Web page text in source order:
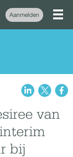
Aanmelden
van
bij